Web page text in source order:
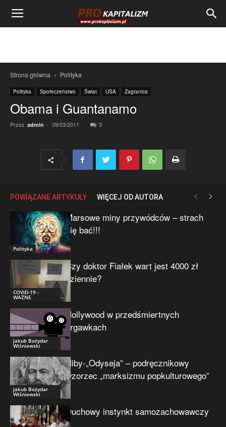
Strona główna Polityka
Polityka Społeczeństwo Świat USA Zagranica
Obama i Guantanamo
Przez admin - 09/03/2011 3
POWIĄZANE ARTYKUŁY WIĘCEJ OD AUTORA
Polityka
Marsowe miny przywódców – strach
się bać!!!
COVID-19 -
WAŻNE
Czy doktor Fiałek wart jest 4000 zł
dziennie?
Jakub Bożydar
Wiśniewski
Hollywood w przedśmiertnych
drgawkach
Jakub Bożydar
Wiśniewski
Niby-„Odyseja” – podręcznikowy
wzorzec „marksizmu popkulturowego”
Duchowy instynkt samozachowawczy